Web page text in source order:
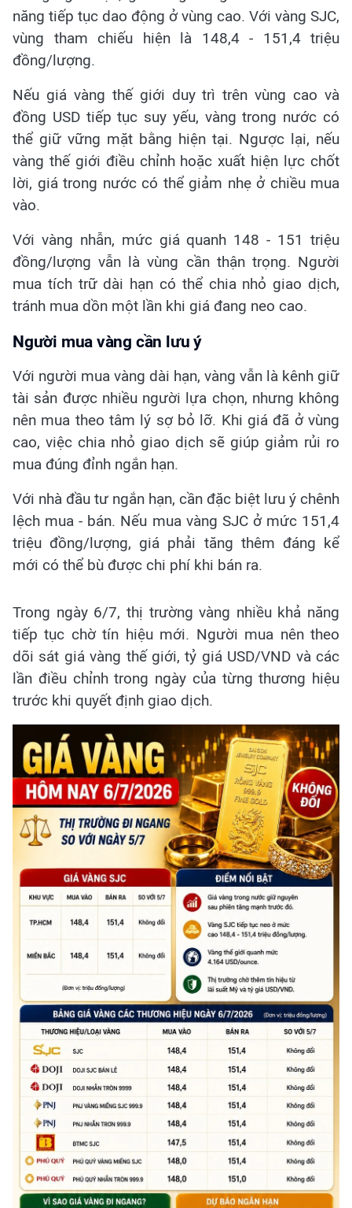
năng tiếp tục dao động ở vùng cao. Với vàng SJC,
vùng tham chiếu hiện là 148,4 - 151,4 triệu
đồng/lượng.
Nếu giá vàng thế giới duy trì trên vùng cao và
đồng USD tiếp tục suy yếu, vàng trong nước có
thể giữ vững mặt bằng hiện tại. Ngược lại, nếu
vàng thế giới điều chỉnh hoặc xuất hiện lực chốt
lời, giá trong nước có thể giảm nhẹ ở chiều mua
vào.
Với vàng nhẫn, mức giá quanh 148 - 151 triệu
đồng/lượng vẫn là vùng cần thận trọng. Người
mua tích trữ dài hạn có thể chia nhỏ giao dịch,
tránh mua dồn một lần khi giá đang neo cao.
Người mua vàng cần lưu ý
Với người mua vàng dài hạn, vàng vẫn là kênh giữ
tài sản được nhiều người lựa chọn, nhưng không
nên mua theo tâm lý sợ bỏ lỡ. Khi giá đã ở vùng
cao, việc chia nhỏ giao dịch sẽ giúp giảm rủi ro
mua đúng đỉnh ngắn hạn.
Với nhà đầu tư ngắn hạn, cần đặc biệt lưu ý chênh
lệch mua - bán. Nếu mua vàng SJC ở mức 151,4
triệu đồng/lượng, giá phải tăng thêm đáng kể
mới có thể bù được chi phí khi bán ra.
Trong ngày 6/7, thị trường vàng nhiều khả năng
tiếp tục chờ tín hiệu mới. Người mua nên theo
dõi sát giá vàng thế giới, tỷ giá USD/VND và các
lần điều chỉnh trong ngày của từng thương hiệu
trước khi quyết định giao dịch.